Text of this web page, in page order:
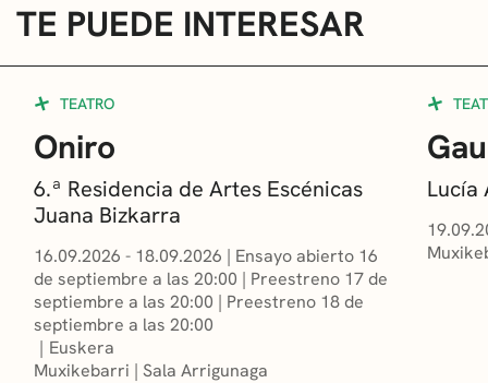
TE PUEDE INTERESAR
TEATRO
Oniro
6.ª Residencia de Artes Escénicas
Juana Bizkarra
16.09.2026 - 18.09.2026 | Ensayo abierto 16
de septiembre a las 20:00 | Preestreno 17 de
septiembre a las 20:00 | Preestreno 18 de
septiembre a las 20:00
Euskera
Muxikebarri | Sala Arrigunaga
Lucía